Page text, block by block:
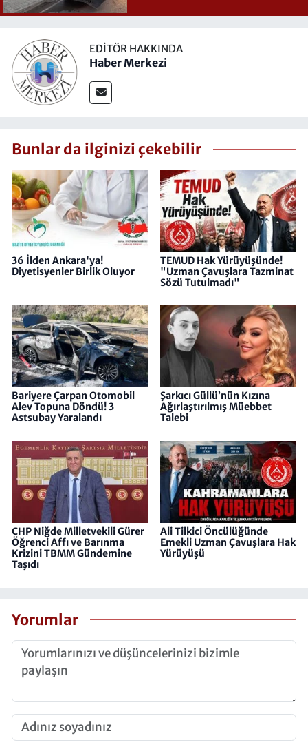
EDITÖR HAKKINDA
Haber Merkezi
Bunlar da ilginizi çekebilir
36 İlden Ankara'ya!
Diyetisyenler Birlik Oluyor
TEMUD Hak Yürüyüşünde!
"Uzman Çavuşlara Tazminat
Sözü Tutulmadı"
Bariyere Çarpan Otomobil
Alev Topuna Döndü! 3
Astsubay Yaralandı
Şarkıcı Güllü’nün Kızına
Ağırlaştırılmış Müebbet
Talebi
CHP Niğde Milletvekili Gürer
Öğrenci Affı ve Barınma
Krizini TBMM Gündemine
Taşıdı
Ali Tilkici Öncülüğünde
Emekli Uzman Çavuşlara Hak
Yürüyüşü
Yorumlar